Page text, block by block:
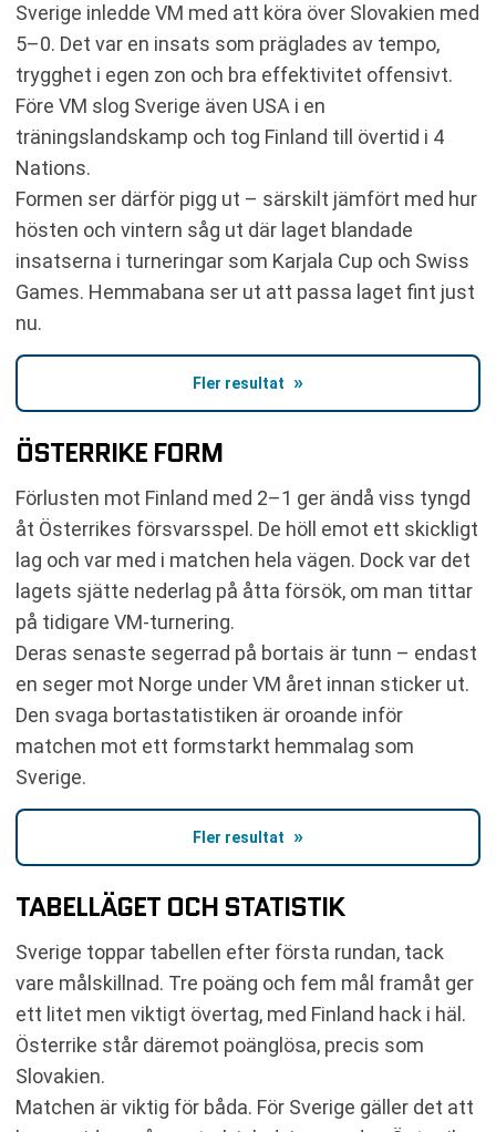
Sverige inledde VM med att köra över Slovakien med
5–0. Det var en insats som präglades av tempo,
trygghet i egen zon och bra effektivitet offensivt.
Före VM slog Sverige även USA i en
träningslandskamp och tog Finland till övertid i 4
Nations.
Formen ser därför pigg ut – särskilt jämfört med hur
hösten och vintern såg ut där laget blandade
insatserna i turneringar som Karjala Cup och Swiss
Games. Hemmabana ser ut att passa laget fint just
nu.
Fler resultat
ÖSTERRIKE FORM
Förlusten mot Finland med 2–1 ger ändå viss tyngd
åt Österrikes försvarsspel. De höll emot ett skickligt
lag och var med i matchen hela vägen. Dock var det
lagets sjätte nederlag på åtta försök, om man tittar
på tidigare VM-turnering.
Deras senaste segerrad på bortais är tunn – endast
en seger mot Norge under VM året innan sticker ut.
Den svaga bortastatistiken är oroande inför
matchen mot ett formstarkt hemmalag som
Sverige.
Fler resultat
TABELLÄGET OCH STATISTIK
Sverige toppar tabellen efter första rundan, tack
vare målskillnad. Tre poäng och fem mål framåt ger
ett litet men viktigt övertag, med Finland hack i häl.
Österrike står däremot poänglösa, precis som
Slovakien.
Matchen är viktig för båda. För Sverige gäller det att